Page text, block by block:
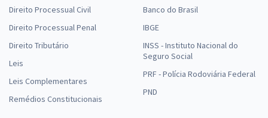
Direito Processual Civil
Direito Processual Penal
Direito Tributário
Leis
Leis Complementares
Remédios Constitucionais
Banco do Brasil
IBGE
INSS - Instituto Nacional do
Seguro Social
PRF - Polícia Rodoviária Federal
PND